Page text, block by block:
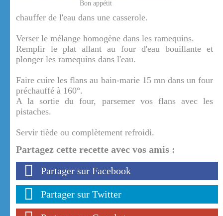
Bon appétit
chauffer de l'eau dans une casserole.
Verser le mélange homogène dans les ramequins.
Remplir le plat allant au four d'eau bouillante et
plonger les ramequins dans l'eau.
Faire cuire les flans au bain-marie 15 mn dans un four
préchauffé à 160°.
A la sortie du four, parsemer vos flans avec les
pistaches.
Servir tiède ou complètement refroidi.
Partagez cette recette avec vos amis :
Partager sur Facebook
Partager sur Twitter